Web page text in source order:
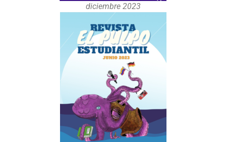
diciembre 2023